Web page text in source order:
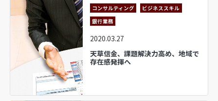
コンサルティング
ビジネススキル
銀行業務
2020.03.27
天草信金、課題解決力高め、地域で
存在感発揮へ